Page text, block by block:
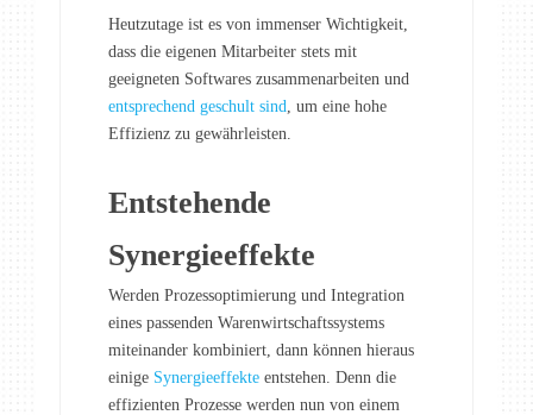
Heutzutage ist es von immenser Wichtigkeit,
dass die eigenen Mitarbeiter stets mit
geeigneten Softwares zusammenarbeiten und
entsprechend geschult sind
, um eine hohe
Effizienz zu gewährleisten.
Entstehende
Synergieeffekte
Werden Prozessoptimierung und Integration
eines passenden Warenwirtschaftssystems
miteinander kombiniert, dann können hieraus
einige Synergieeffekte entstehen. Denn die
effizienten Prozesse werden nun von einem